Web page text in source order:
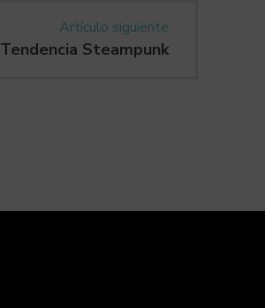
Artículo siguiente
Tendencia Steampunk